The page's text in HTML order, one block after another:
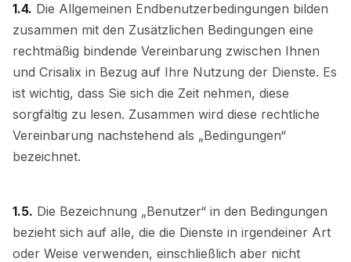
1.4. Die Allgemeinen Endbenutzerbedingungen bilden
zusammen mit den Zusätzlichen Bedingungen eine
rechtmäßig bindende Vereinbarung zwischen Ihnen
und Crisalix in Bezug auf Ihre Nutzung der Dienste. Es
ist wichtig, dass Sie sich die Zeit nehmen, diese
sorgfältig zu lesen. Zusammen wird diese rechtliche
Vereinbarung nachstehend als „Bedingungen“
bezeichnet.
1.5. Die Bezeichnung „Benutzer“ in den Bedingungen
bezieht sich auf alle, die die Dienste in irgendeiner Art
oder Weise verwenden, einschließlich aber nicht